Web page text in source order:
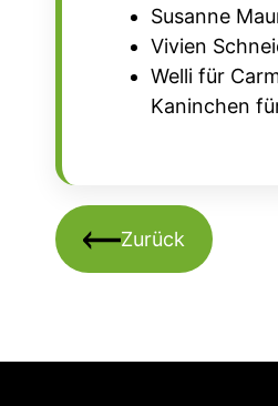
Susanne
Vivien
Welli für
Kaninchen
Zurück